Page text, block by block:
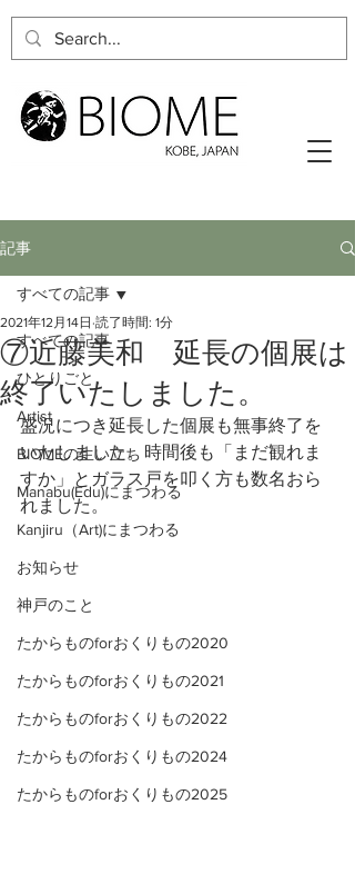
記事
すべての記事
ひとりごと
Artist
BIOMEの生い立ち
Manabu(Edu)にまつわる
Kanjiru（Art)にまつわる
お知らせ
神戸のこと
たからものforおくりもの2020
たからものforおくりもの2021
たからものforおくりもの2022
たからものforおくりもの2024
たからものforおくりもの2025
すべての記事
⑦近藤美和 延長の個展は
終了いたしました。
2021年12月14日 読了時間: 1分
盛況につき延長した個展も無事終了を
いたしました。時間後も「まだ観れま
すか」とガラス戸を叩く方も数名おら
れました。